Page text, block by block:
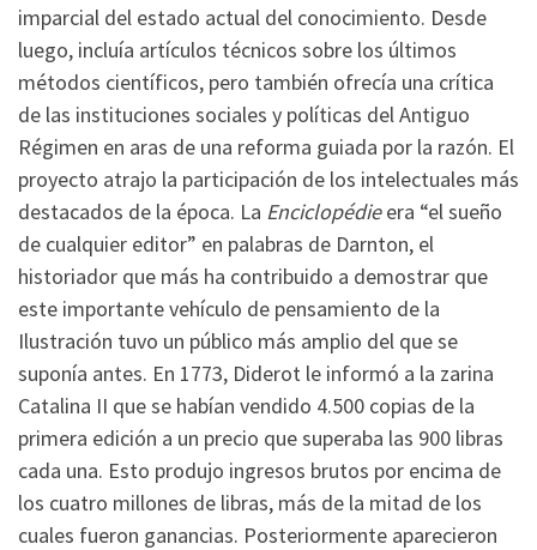
imparcial del estado actual del conocimiento. Desde
luego, incluía artículos técnicos sobre los últimos
métodos científicos, pero también ofrecía una crítica
de las instituciones sociales y políticas del Antiguo
Régimen en aras de una reforma guiada por la razón. El
proyecto atrajo la participación de los intelectuales más
destacados de la época. La Enciclopédieera “el sueño
de cualquier editor” en palabras de Darnton, el
historiador que más ha contribuido a demostrar que
este importante vehículo de pensamiento de la
Ilustración tuvo un público más amplio del que se
suponía antes. En 1773, Diderot le informó a la zarina
Catalina II que se habían vendido 4.500 copias de la
primera edición a un precio que superaba las 900 libras
cada una. Esto produjo ingresos brutos por encima de
los cuatro millones de libras, más de la mitad de los
cuales fueron ganancias. Posteriormente aparecieron